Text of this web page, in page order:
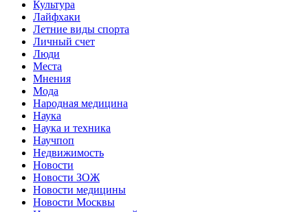
Культура
Лайфхаки
Летние виды спорта
Личный счет
Люди
Места
Мнения
Мода
Народная медицина
Наука
Наука и техника
Научпоп
Недвижимость
Новости
Новости ЗОЖ
Новости медицины
Новости Москвы